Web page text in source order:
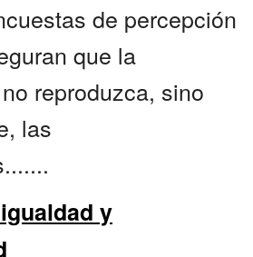
de percepción
que la
reproduzca, sino
las
y